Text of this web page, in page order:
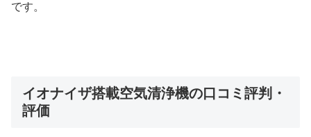
です。
イオナイザ搭載空気清浄機の口コミ評判・
評価